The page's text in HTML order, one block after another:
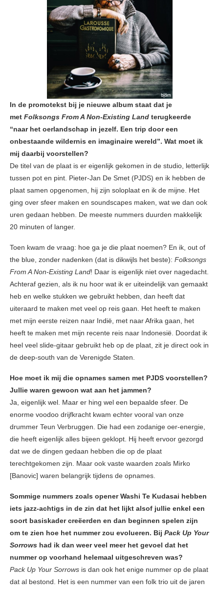
In de promotekst bij je nieuwe album staat dat je
met Folksongs From A Non-Existing Land terugkeerde
“naar het oerlandschap in jezelf. Een trip door een
onbestaande wildernis en imaginaire wereld”. Wat moet ik
mij daarbij voorstellen?
De titel van de plaat is er eigenlijk gekomen in de studio, letterlijk
tussen pot en pint. Pieter-Jan De Smet (PJDS) en ik hebben de
plaat samen opgenomen, hij zijn soloplaat en ik de mijne. Het
ging over sfeer maken en soundscapes maken, wat we dan ook
uren gedaan hebben. De meeste nummers duurden makkelijk
20 minuten of langer.
Toen kwam de vraag: hoe ga je die plaat noemen? En ik, out of
the blue, zonder nadenken (dat is dikwijls het beste): Folksongs
From A Non-Existing Land! Daar is eigenlijk niet over nagedacht.
Achteraf gezien, als ik nu hoor wat ik er uiteindelijk van gemaakt
heb en welke stukken we gebruikt hebben, dan heeft dat
uiteraard te maken met veel op reis gaan. Het heeft te maken
met mijn eerste reizen naar Indië, met naar Afrika gaan, het
heeft te maken met mijn recente reis naar Indonesië. Doordat ik
heel veel slide-gitaar gebruikt heb op de plaat, zit je direct ook in
de deep-south van de Verenigde Staten.
Hoe moet ik mij die opnames samen met PJDS voorstellen?
Jullie waren gewoon wat aan het jammen?
Ja, eigenlijk wel. Maar er hing wel een bepaalde sfeer. De
enorme voodoo drijfkracht kwam echter vooral van onze
drummer Teun Verbruggen. Die had een zodanige oer-energie,
die heeft eigenlijk alles bijeen geklopt. Hij heeft ervoor gezorgd
dat we de dingen gedaan hebben die op de plaat
terechtgekomen zijn. Maar ook vaste waarden zoals Mirko
[Banovic] waren belangrijk tijdens de opnames.
Sommige nummers zoals opener Washi Te Kudasai hebben
iets jazz-achtigs in de zin dat het lijkt alsof jullie enkel een
soort basiskader creëerden en dan beginnen spelen zijn
om te zien hoe het nummer zou evolueren. Bij Pack Up Your
Sorrows had ik dan weer veel meer het gevoel dat het
nummer op voorhand helemaal uitgeschreven was?
Pack Up Your Sorrows is dan ook het enige nummer op de plaat
dat al bestond. Het is een nummer van een folk trio uit de jaren